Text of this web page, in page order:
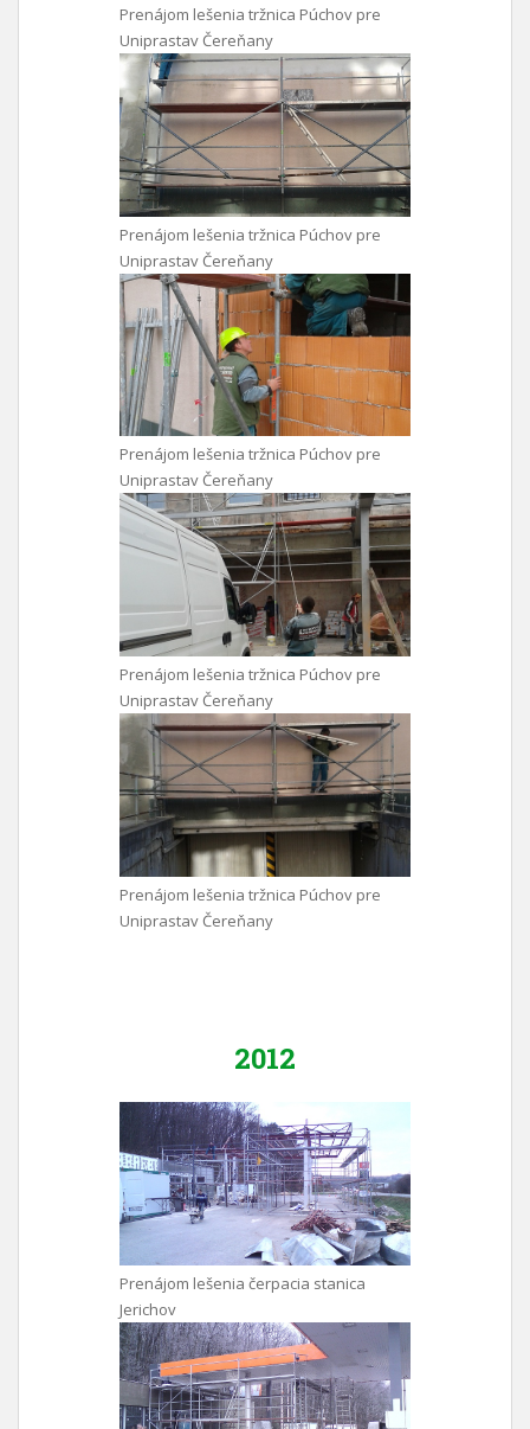
Prenájom lešenia tržnica Púchov pre
Uniprastav Čereňany
Prenájom lešenia tržnica Púchov pre
Uniprastav Čereňany
Prenájom lešenia tržnica Púchov pre
Uniprastav Čereňany
Prenájom lešenia tržnica Púchov pre
Uniprastav Čereňany
Prenájom lešenia tržnica Púchov pre
Uniprastav Čereňany
2012
Prenájom lešenia čerpacia stanica
Jerichov